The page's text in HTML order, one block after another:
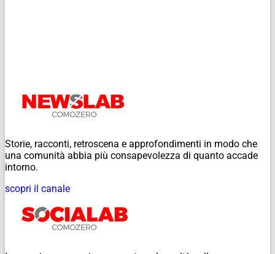
Storie, racconti, retroscena e approfondimenti in modo che
una comunità abbia più consapevolezza di quanto accade
intorno.
scopri il canale